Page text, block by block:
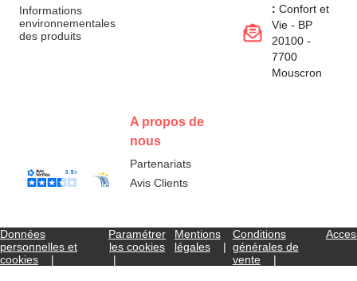
Informations
environnementales
des produits
A propos de
nous
Partenariats
Avis Clients
: Confort et
Vie - BP
20100 -
7700
Mouscron
Données
personnelles et
cookies
Paramétrer
les cookies
Mentions
légales
Conditions
générales de
vente